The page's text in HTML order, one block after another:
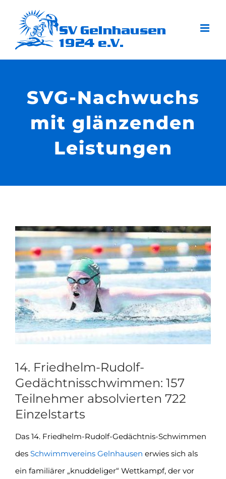
Inhalt
springen
SVG-Nachwuchs
mit glänzenden
Leistungen
Zeige
grösseres
Bild
14. Friedhelm-Rudolf-
Gedächtnisschwimmen: 157
Teilnehmer absolvierten 722
Einzelstarts
Das 14. Friedhelm-Rudolf-Gedächtnis-Schwimmen
des Schwimmvereins Gelnhausen erwies sich als
ein familiärer „knuddeliger“ Wettkampf, der vor